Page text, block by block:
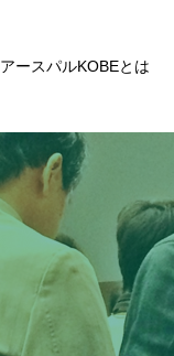
アースパルKOBEとは